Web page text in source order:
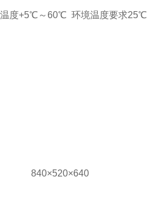
度+5℃～60℃ 环境温度要求25℃
840×520×640